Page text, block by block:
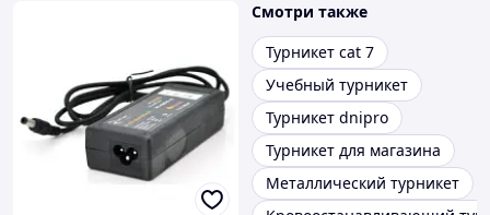
Смотри также
Турникет cat 7
Учебный турникет
Турникет dnipro
Турникет для магазина
Металлический турникет